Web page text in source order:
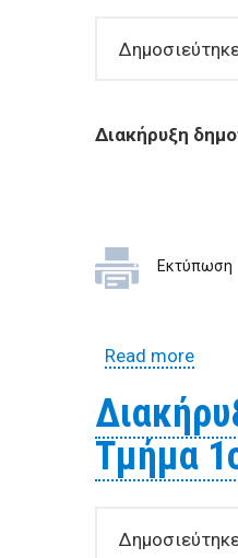
Διακήρυξη
Εκτύπωση
Read more
Τμήμα